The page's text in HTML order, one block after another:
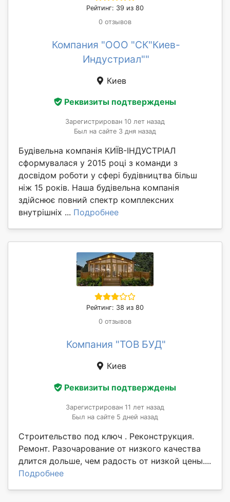
Рейтинг: 39 из 80
0 отзывов
Компания "ООО "СК"Киев-
Индустриал""
Киев
Реквизиты подтверждены
Зарегистрирован 10 лет назад
Был на сайте 3 дня назад
Будівельна компанія КИЇВ-ІНДУСТРІАЛ
сформувалася у 2015 році з команди з
досвідом роботи у сфері будівництва більш
ніж 15 років. Наша будівельна компанія
здійснює повний спектр комплексних
внутрішніх ... Подробнее
Рейтинг: 38 из 80
0 отзывов
Компания "ТОВ БУД"
Киев
Реквизиты подтверждены
Зарегистрирован 11 лет назад
Был на сайте 5 дней назад
Строительство под ключ . Реконструкция.
Ремонт. Разочарование от низкого качества
длится дольше, чем радость от низкой цены....
Подробнее